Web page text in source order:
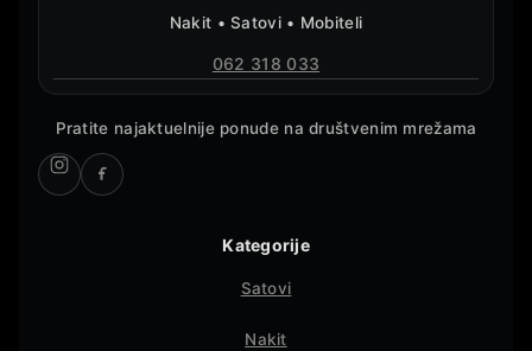
Nakit • Satovi • Mobiteli
062 318 033
Pratite najaktuelnije ponude na društvenim mrežama
Kategorije
Satovi
Nakit